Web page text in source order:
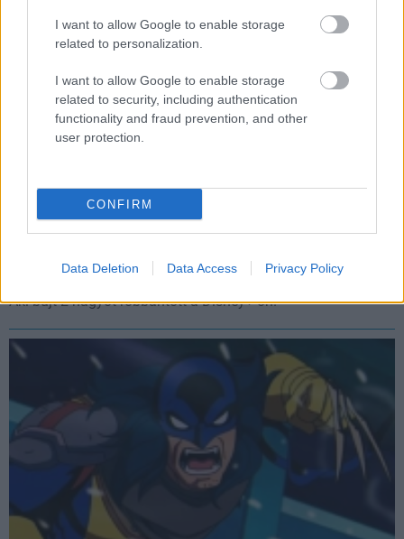
I want to allow Google to enable storage
related to personalization.
I want to allow Google to enable storage
related to security, including authentication
functionality and fraud prevention, and other
user protection.
CONFIRM
Data Deletion Data Access Privacy Policy
Az Avatar maradt az élen, de új kihívó érkezett mögé
a magyar Disney+-on
Aki bújt 2 nagyot robbantott a Disney+-on.